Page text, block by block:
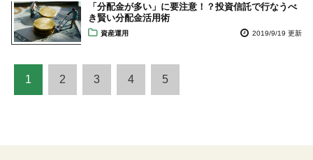
「分配金が多い」に要注意！？投資信託で行なうべ
き賢い分配金活用術
資産運用 2019/9/19 更新
1 2 3 4 5